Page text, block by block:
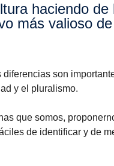
más valioso
son
y el pluralismo.
que somos,
de identificar y de